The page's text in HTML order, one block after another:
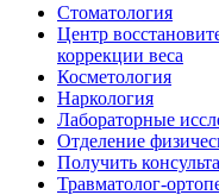
Стоматология
Центр
коррекции веса
Косметология
Наркология
Лабораторные
Отделение
Получить
Травматолог-